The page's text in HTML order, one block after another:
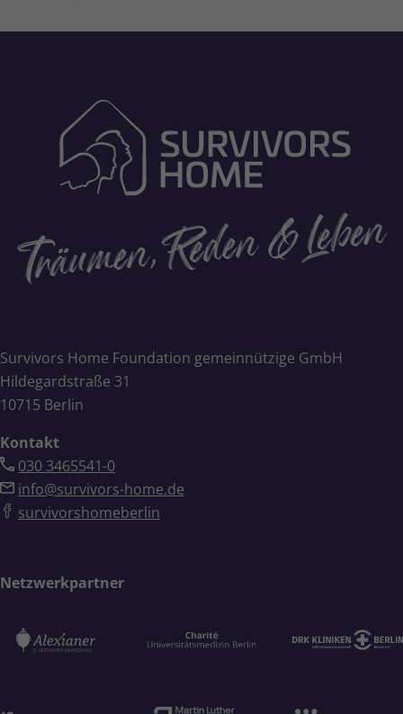
Survivors Home Foundation gemeinnützige GmbH
Hildegardstraße 31
10715 Berlin
Kontakt
030 3465541-0
info@survivors-home.de
survivorshomeberlin
Netzwerkpartner